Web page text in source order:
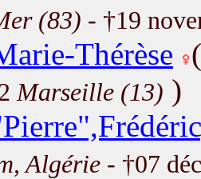
(83) - †19
Thérèse
Marseille (13) )
Algérie - †07